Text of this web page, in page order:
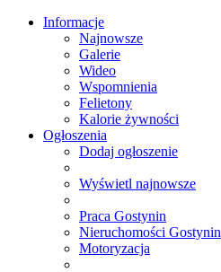
Informacje
Najnowsze
Galerie
Wideo
Wspomnienia
Felietony
Kalorie żywności
Ogłoszenia
Dodaj ogłoszenie
Wyświetl najnowsze
Praca Gostynin
Nieruchomości Gostynin
Motoryzacja